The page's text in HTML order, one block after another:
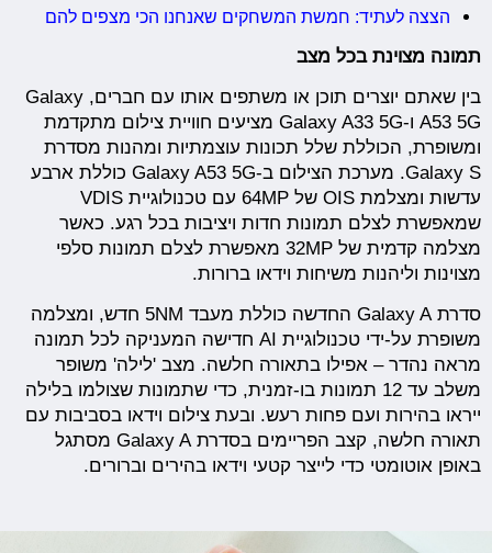
הצצה לעתיד: חמשת המשחקים שאנחנו הכי מצפים להם
תמונה מצוינת בכל מצב
בין שאתם יוצרים תוכן או משתפים אותו עם חברים, Galaxy
A53 5G ו-Galaxy A33 5G מציעים חוויית צילום מתקדמת
ומשופרת, הכוללת שלל תכונות עוצמתיות ומהנות מסדרת
Galaxy S. מערכת הצילום ב-Galaxy A53 5G כוללת ארבע
עדשות ומצלמת OIS של 64MP עם טכנולוגיית VDIS
שמאפשרת לצלם תמונות חדות ויציבות בכל רגע. כאשר
מצלמה קדמית של 32MP מאפשרת לצלם תמונות סלפי
מצוינות וליהנות משיחות וידאו ברורות.
סדרת Galaxy A החדשה כוללת מעבד 5NM חדש, ומצלמה
משופרת על-ידי טכנולוגיית AI חדישה המעניקה לכל תמונה
מראה נהדר – אפילו בתאורה חלשה. מצב 'לילה' משופר
משלב עד 12 תמונות בו-זמנית, כדי שתמונות שצולמו בלילה
ייראו בהירות ועם פחות רעש. ובעת צילום וידאו בסביבות עם
תאורה חלשה, קצב הפריימים בסדרת Galaxy A מסתגל
באופן אוטומטי כדי לייצר קטעי וידאו בהירים וברורים.